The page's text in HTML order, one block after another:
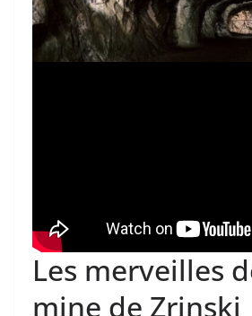
Les merveilles
mine de Zrinski